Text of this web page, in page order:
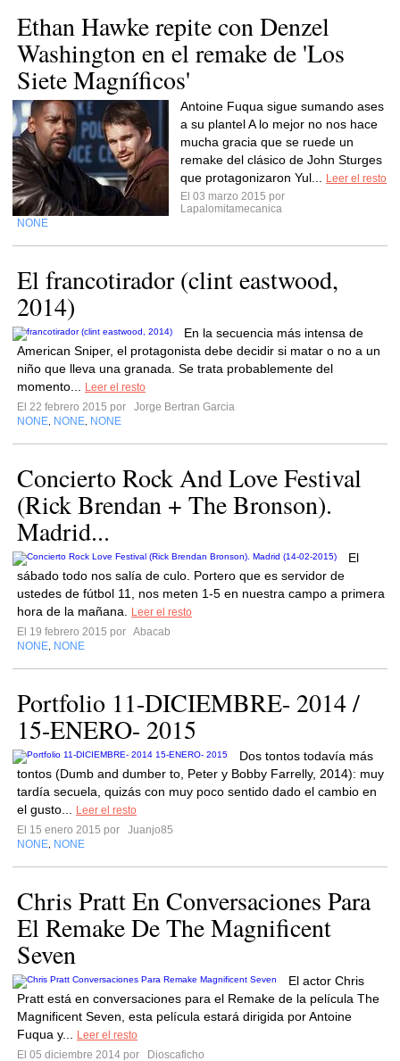
Ethan Hawke repite con Denzel
Washington en el remake de 'Los
Siete Magníficos'
Antoine Fuqua sigue sumando ases
a su plantel A lo mejor no nos hace
mucha gracia que se ruede un
remake del clásico de John Sturges
que protagonizaron Yul...
Leer el resto
El 03 marzo 2015 por
Lapalomitamecanica
NONE
El francotirador (clint eastwood,
2014)
En la secuencia más intensa de
American Sniper, el protagonista debe decidir si matar o no a un
niño que lleva una granada. Se trata probablemente del
momento...
Leer el resto
El 22 febrero 2015 por
Jorge Bertran Garcia
NONE NONE NONE
Concierto Rock And Love Festival
(Rick Brendan + The Bronson).
Madrid...
El
sábado todo nos salía de culo. Portero que es servidor de
ustedes de fútbol 11, nos meten 1-5 en nuestra campo a primera
hora de la mañana.
Leer el resto
El 19 febrero 2015 por Abacab
NONE NONE
Portfolio 11-DICIEMBRE- 2014 /
15-ENERO- 2015
Dos tontos todavía más
tontos (Dumb and dumber to, Peter y Bobby Farrelly, 2014): muy
tardía secuela, quizás con muy poco sentido dado el cambio en
el gusto...
Leer el resto
El 15 enero 2015 por
Juanjo85
NONE NONE
Chris Pratt En Conversaciones Para
El Remake De The Magnificent
Seven
El actor Chris
Pratt está en conversaciones para el Remake de la película The
Magnificent Seven, esta película estará dirigida por Antoine
Fuqua y...
Leer el resto
El 05 diciembre 2014 por
Dioscaficho